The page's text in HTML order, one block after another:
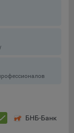
БНБ-Банк